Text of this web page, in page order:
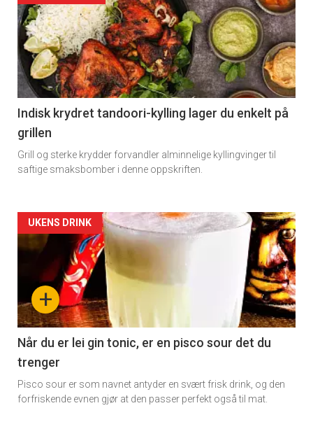
Indisk krydret tandoori-kylling lager du enkelt på
grillen
Grill og sterke krydder forvandler alminnelige kyllingvinger til
saftige smaksbomber i denne oppskriften.
Forsiden
akkurat
nå
-
2
+
UKENS DRINK
Når du er lei gin tonic, er en pisco sour det du
trenger
Pisco sour er som navnet antyder en svært frisk drink, og den
forfriskende evnen gjør at den passer perfekt også til mat.